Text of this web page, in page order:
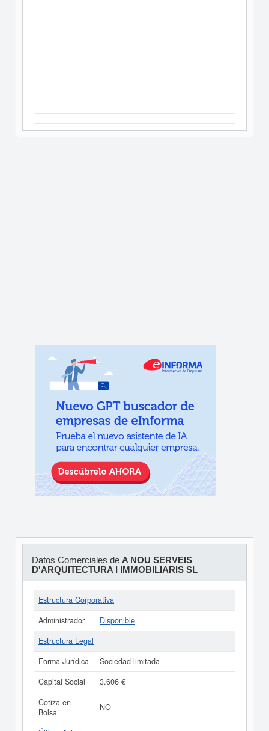
Datos Comerciales de A NOU SERVEIS
D'ARQUITECTURA I IMMOBILIARIS SL
Estructura Corporativa
Administrador
Disponible
Estructura Legal
Forma Jurídica
Sociedad limitada
Capital Social
3.606 €
Cotiza en
Bolsa
NO